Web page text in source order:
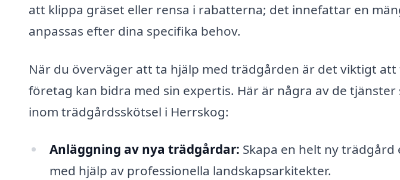
att klippa gräset eller rensa i rabatterna; det innefattar en
anpassas efter dina specifika behov.
När du överväger att ta hjälp med trädgården är det viktigt
företag kan bidra med sin expertis. Här är några av de
inom trädgårdsskötsel i Herrskog:
Anläggning av nya trädgårdar: Skapa en helt ny
med hjälp av professionella landskapsarkitekter.